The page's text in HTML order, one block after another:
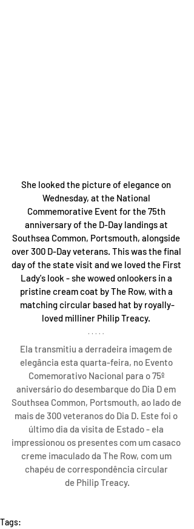
She looked the picture of elegance on
Wednesday, at the National
Commemorative Event for the 75th
anniversary of the D-Day landings at
Southsea Common, Portsmouth, alongside
over 300 D-Day veterans. This was the final
day of the state visit and we loved the First
Lady's look - she wowed onlookers in a
pristine cream coat by The Row, with a
matching circular based hat by royally-
loved milliner Philip Treacy.
Ela transmitiu a derradeira imagem de
elegância esta quarta-feira, no Evento
Comemorativo Nacional para o 75º
aniversário do desembarque do Dia D em
Southsea Common, Portsmouth, ao lado de
mais de 300 veteranos do Dia D. Este foi o
último dia da visita de Estado - ela
impressionou os presentes com um casaco
creme imaculado da The Row, com um
chapéu de correspondência circular
de Philip Treacy.
Tags: